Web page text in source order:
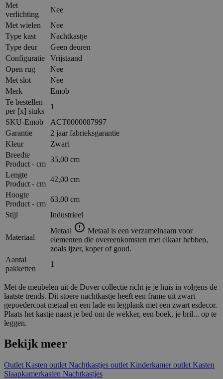
Met
verlichting
Nee
Met wielen
Nee
Type kast
Nachtkastje
Type deur
Geen deuren
Configuratie
Vrijstaand
Open rug
Nee
Met slot
Nee
Merk
Emob
Te bestellen
per [x] stuks
1
SKU-Emob
ACT0000087997
Garantie
2 jaar fabrieksgarantie
Kleur
Zwart
Breedte
Product - cm
35,00 cm
Lengte
Product - cm
42,00 cm
Hoogte
Product - cm
63,00 cm
Stijl
Industrieel
Materiaal
Metaal
Metaal is een verzamelnaam voor
elementen die overeenkomsten met elkaar hebben,
zoals ijzer, koper of goud.
Aantal
pakketten
1
Met de meubelen uit de Dover collectie richt je je huis in volgens de
laatste trends. Dit stoere nachtkastje heeft een frame uit zwart
gepoedercoat metaal en een lade en legplank met een zwart esdecor.
Plaats het kastje naast je bed om de wekker, een boek, je bril... op te
leggen.
Bekijk meer
Outlet Kasten outlet Nachtkastjes outlet Kinderkamer outlet Kasten
Slaapkamerkasten Nachtkastjes